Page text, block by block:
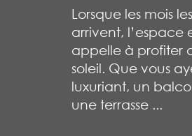
Lorsque les mois
arrivent, l’espace
appelle à profiter
soleil. Que vous
luxuriant, un
une terrasse ...